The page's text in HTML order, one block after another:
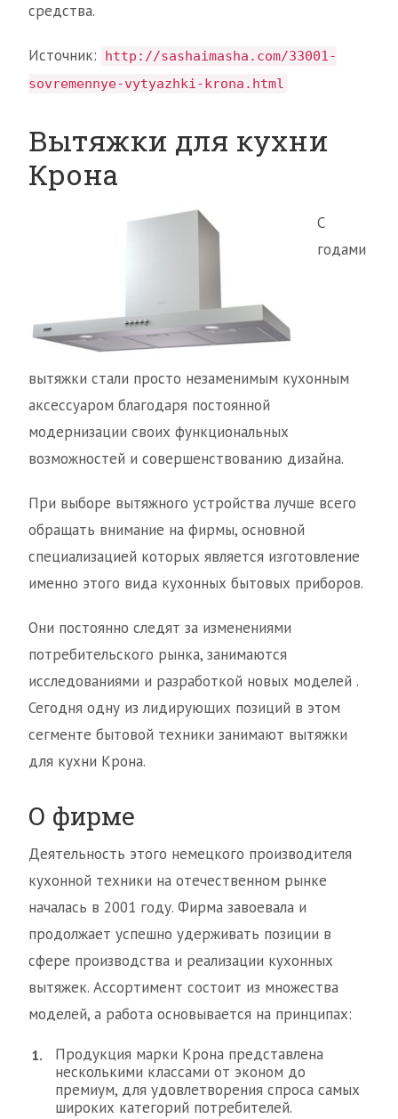
средства.
Источник:
http://sashaimasha.com/33001-
sovremennye-vytyazhki-krona.html
Вытяжки для кухни
Крона
С
годами
вытяжки стали просто незаменимым кухонным
аксессуаром благодаря постоянной
модернизации своих функциональных
возможностей и совершенствованию дизайна.
При выборе вытяжного устройства лучше всего
обращать внимание на фирмы, основной
специализацией которых является изготовление
именно этого вида кухонных бытовых приборов.
Они постоянно следят за изменениями
потребительского рынка, занимаются
исследованиями и разработкой новых моделей .
Сегодня одну из лидирующих позиций в этом
сегменте бытовой техники занимают вытяжки
для кухни Крона.
О фирме
Деятельность этого немецкого производителя
кухонной техники на отечественном рынке
началась в 2001 году. Фирма завоевала и
продолжает успешно удерживать позиции в
сфере производства и реализации кухонных
вытяжек. Ассортимент состоит из множества
моделей, а работа основывается на принципах:
Продукция марки Крона представлена
несколькими классами от эконом до
премиум, для удовлетворения спроса самых
широких категорий потребителей.